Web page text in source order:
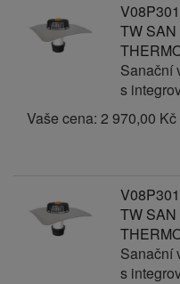
TW
Sanační
s
Vaše cena: 2 970,00 Kč
TW
Sanační
s